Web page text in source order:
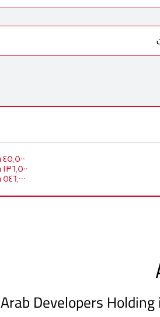
٤٥٬٥٠٠ جنية
١٣٦٬٥٠٠ جنية
٥٤٦٬٠٠٠ جنية
Arab Developers